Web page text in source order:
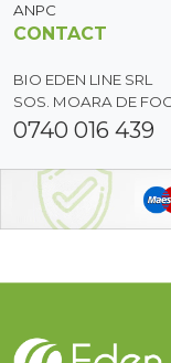
ANPC
CONTACT
BIO EDEN LINE SRL
SOS. MOARA DE
0740 016 439